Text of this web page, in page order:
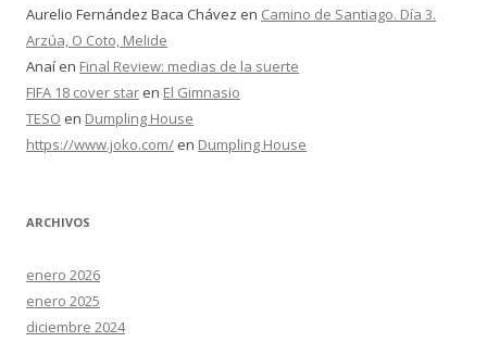
Aurelio Fernández Baca Chávez en Camino de Santiago. Día 3.
Arzúa, O Coto, Melide
Anaí en Final Review: medias de la suerte
FIFA 18 cover star en El Gimnasio
TESO en Dumpling House
https://www.joko.com/ en Dumpling House
ARCHIVOS
enero 2026
enero 2025
diciembre 2024